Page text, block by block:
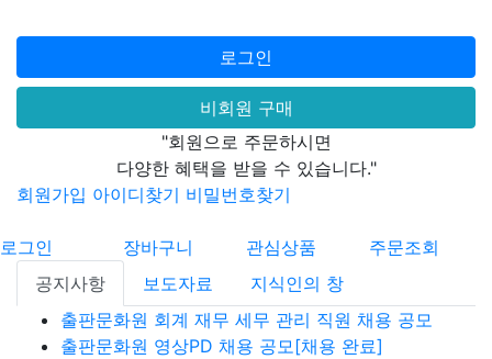
로그인
비회원 구매
"회원으로 주문하시면
다양한 혜택을 받을 수 있습니다."
회원가입 아이디찾기 비밀번호찾기
로그인 장바구니 관심상품
주문조회
공지사항
보도자료
지식인의 창
출판문화원 회계 재무 세무 관리 직원 채용 공모
출판문화원 영상PD 채용 공모[채용 완료]